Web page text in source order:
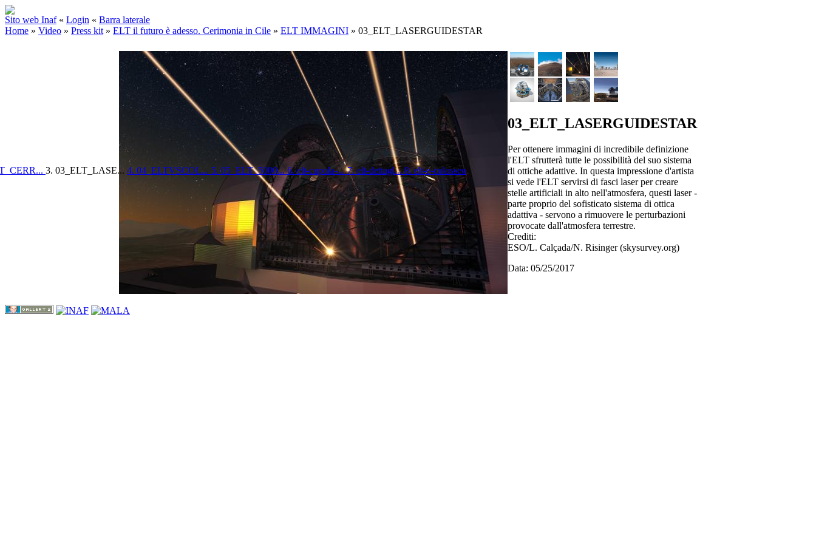
Sito web Inaf « Login « Barra laterale
Home » Video » Press kit » ELT il futuro è adesso. Cerimonia in Cile » ELT IMMAGINI » 03_ELT_LASERGUIDESTAR
03_ELT_LASERGUIDESTAR
Per ottenere immagini di incredibile definizione
l'ELT sfrutterà tutte le possibilità del suo sistema
di ottiche adattive. In questa impressione d'artista
si vede l'ELT servirsi di fasci laser per creare
stelle artificiali in alto nell'atmosfera, questi laser -
parte proprio del sofisticato sistema di ottica
adattiva - servono a rimuovere le perturbazioni
provocate dall'atmosfera terrestre.
Crediti:
ESO/L. Calçada/N. Risinger (skysurvey.org)
Data: 05/25/2017
3. 03_ELT_LASE... 4. 04_ELTVSCOL... 5. 05_ELT_5000...6. elt-cupola-...7. elt-dettagl...8. elt-e-colosseo